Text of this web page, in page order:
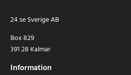
24 se Sverige AB
Box 829
391 28 Kalmar
Information